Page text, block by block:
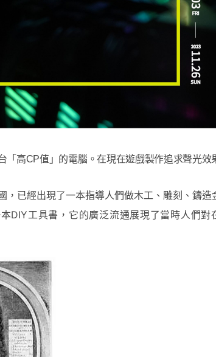
高CP值」的電腦。在現在遊戲製作追求聲光效
已經出現了一本指導人們做木工、雕刻、鑄造
DIY工具書，它的廣泛流通展現了當時人們對